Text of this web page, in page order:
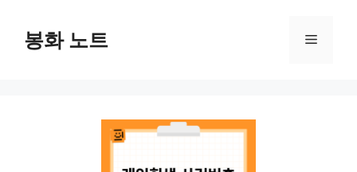
봉화 노트 메